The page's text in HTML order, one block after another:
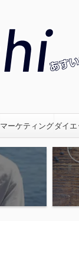
マーケティングダイエ